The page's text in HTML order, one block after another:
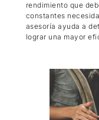
rendimiento que
constantes
asesoría ayuda a
lograr una mayor